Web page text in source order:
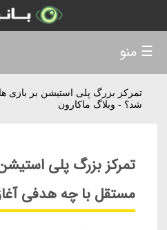
تمرکز بزرگ پلی استیشن بر بازی
شد؟ - وبلاگ ماکارون
تمرکز بزرگ پلی
مستقل با چه هدفی
☰ منو